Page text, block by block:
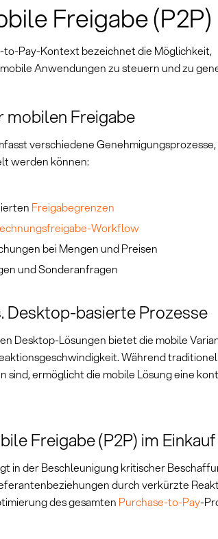
Freigabe (P2P)
to-Pay-Kontext bezeichnet die Möglichkeit,
Anwendungen zu steuern und zu
mobilen Freigabe
verschiedene
werden können:
Freigabegrenzen
Workflow
bei Mengen und Preisen
und Sonderanfragen
Desktop-basierte Prozesse
Desktop-Lösungen bietet die mobile
Während
sind, ermöglicht die mobile Lösung eine
Freigabe (P2P) im Einkauf
in der Beschleunigung kritischer
durch verkürzte
des gesamten Purchase-to-Pay-